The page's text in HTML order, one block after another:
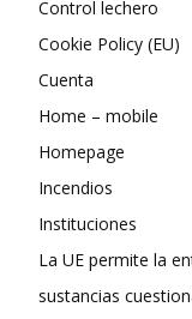
Control lechero
Cookie Policy (EU)
Cuenta
Home – mobile
Homepage
Incendios
Instituciones
La UE permite la
sustancias